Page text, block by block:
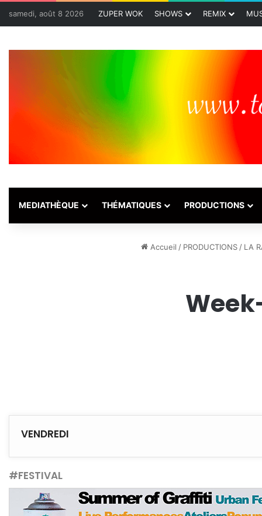
samedi, août 8 2026 ZUPER WOK SHOWS REMIX
MEDIATHÈQUE THÉMATIQUES PRODUCTIONS
Accueil / PRODUCTIONS / LA
VENDREDI
#FESTIVAL